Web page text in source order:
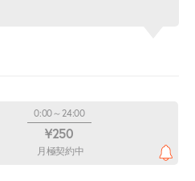
0:00～24:00
¥250
月極契約中